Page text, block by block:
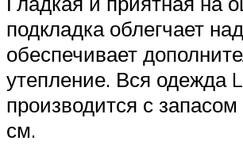
подкладка облегчает
обеспечивает
утепление. Вся одежда
производится с
см.